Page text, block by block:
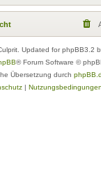
Updated for phpBB3.2
® Forum Software ©
Übersetzung durch
| Nutzungsbedingungen